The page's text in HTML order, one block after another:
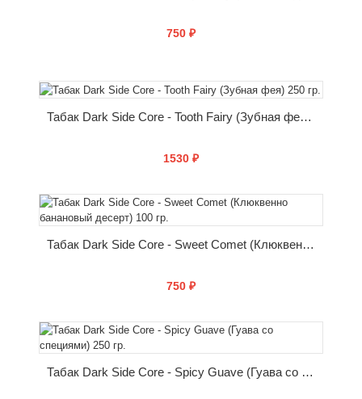
750 ₽
КУПИТЬ
Табак Dark Side Core - Tooth Fairy (Зубная фея) 250 гр.
1530 ₽
КУПИТЬ
Табак Dark Side Core - Sweet Comet (Клюквенно банановый десерт) 100 гр.
750 ₽
КУПИТЬ
Табак Dark Side Core - Spicy Guave (Гуава со специями) 250 гр.